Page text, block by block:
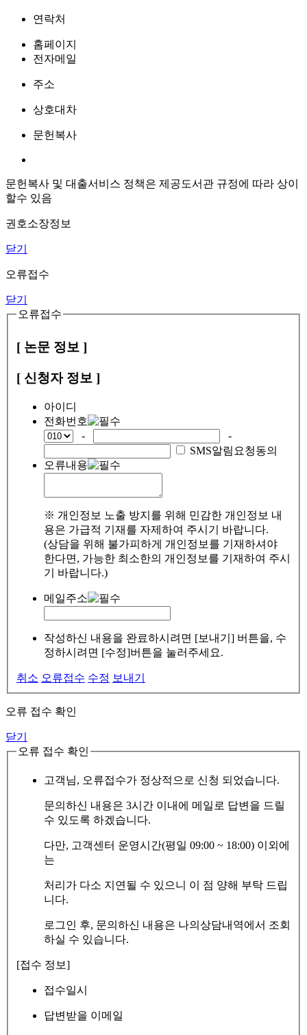
연락처
홈페이지
전자메일
주소
상호대차
문헌복사
문헌복사 및 대출서비스 정책은 제공도서관 규정에 따라 상이
할수 있음
권호소장정보
닫기
오류접수
닫기
오류접수
[ 논문 정보 ]
[ 신청자 정보 ]
아이디
전화번호
-
-
SMS알림요청동의
오류내용
※ 개인정보 노출 방지를 위해 민감한 개인정보 내
용은 가급적 기재를 자제하여 주시기 바랍니다.
(상담을 위해 불가피하게 개인정보를 기재하셔야
한다면, 가능한 최소한의 개인정보를 기재하여 주시
기 바랍니다.)
메일주소
작성하신 내용을 완료하시려면 [보내기] 버튼을, 수
정하시려면 [수정]버튼을 눌러주세요.
취소 오류접수 수정 보내기
오류 접수 확인
닫기
오류 접수 확인
고객님, 오류접수가 정상적으로 신청 되었습니다.
문의하신 내용은 3시간 이내에 메일로 답변을 드릴
수 있도록 하겠습니다.
다만, 고객센터 운영시간(평일 09:00 ~ 18:00) 이외에
는
처리가 다소 지연될 수 있으니 이 점 양해 부탁 드립
니다.
로그인 후, 문의하신 내용은 나의상담내역에서 조회
하실 수 있습니다.
[접수 정보]
접수일시
답변받을 이메일